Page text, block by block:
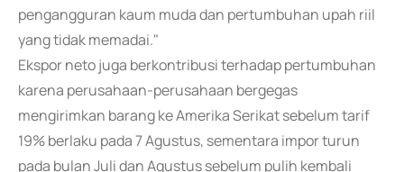
pengangguran kaum muda dan pertumbuhan upah riil
yang tidak memadai."
Ekspor neto juga berkontribusi terhadap pertumbuhan
karena perusahaan-perusahaan bergegas
mengirimkan barang ke Amerika Serikat sebelum tarif
19% berlaku pada 7 Agustus, sementara impor turun
pada bulan Juli dan Agustus sebelum pulih kembali